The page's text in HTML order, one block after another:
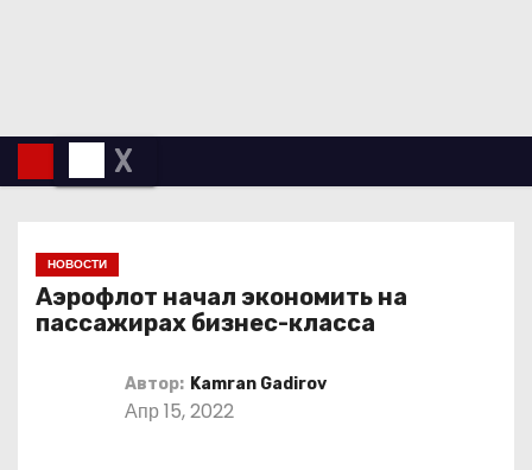
т
X
НОВОСТИ
Аэрофлот начал экономить на
пассажирах бизнес-класса
Автор: Kamran Gadirov
Апр 15, 2022